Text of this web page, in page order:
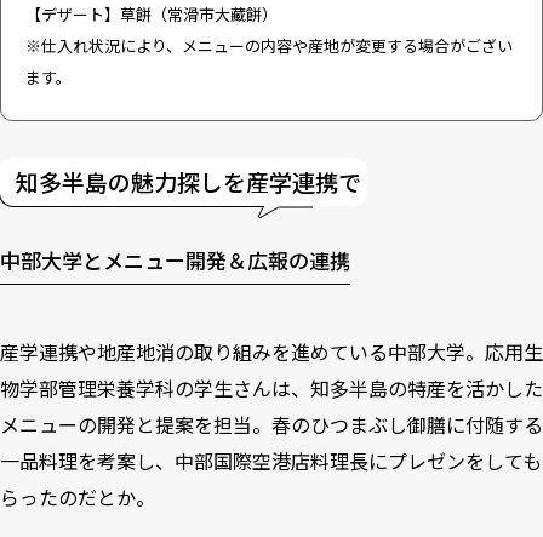
【デザート】草餅（常滑市大藏餅）
※仕入れ状況により、メニューの内容や産地が変更する場合がござい
ます。
知多半島の魅力探しを産学連携で
中部大学とメニュー開発＆広報の連携
産学連携や地産地消の取り組みを進めている中部大学。応用生
物学部管理栄養学科の学生さんは、知多半島の特産を活かした
メニューの開発と提案を担当。春のひつまぶし御膳に付随する
一品料理を考案し、中部国際空港店料理長にプレゼンをしても
らったのだとか。